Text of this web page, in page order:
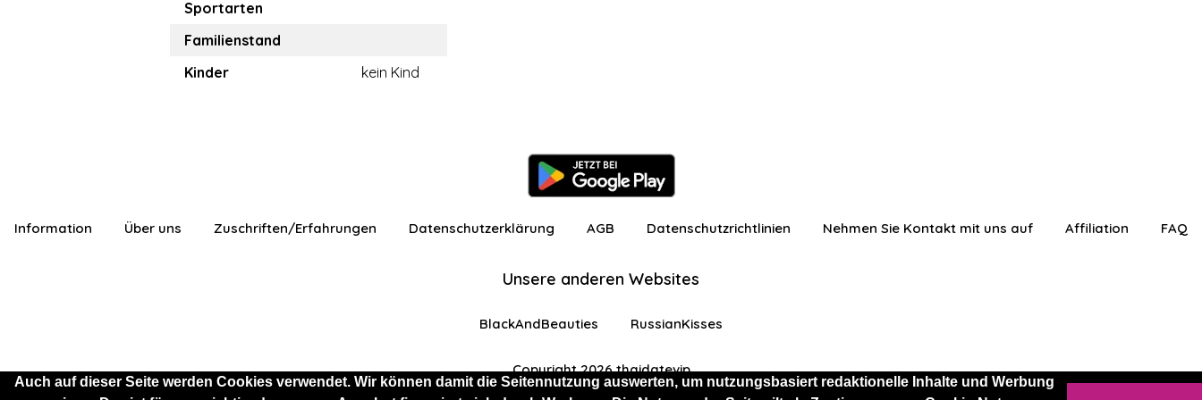
Auch auf dieser Seite werden Cookies verwendet. Wir können damit die Seitennutzung auswerten, um nutzungsbasiert redaktionelle Inhalte und Werbung
Sportarten
Familienstand
Kinder
kein Kind
Information Über uns Zuschriften/Erfahrungen Datenschutzerklärung AGB Datenschutzrichtlinien Nehmen Sie Kontakt mit uns auf Affiliation FAQ
Unsere anderen Websites
BlackAndBeauties RussianKisses
Copyright 2026 thaidatevip